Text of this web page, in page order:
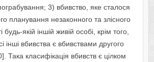
3) вбивство, яке сталося
планування незаконного та злісного
будь-якій іншій живій особі, крім того,
інші вбивства є вбивствами другого
Така класифікація вбивств є цілком